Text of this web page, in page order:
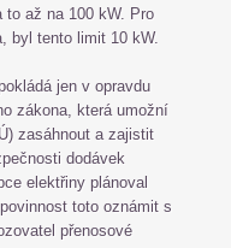
to až na 100 kW. Pro
byl tento limit 10 kW.
jen v opravdu
zákona, která umožní
zasáhnout a zajistit
dodávek
elektřiny plánoval
toto oznámit s
přenosové